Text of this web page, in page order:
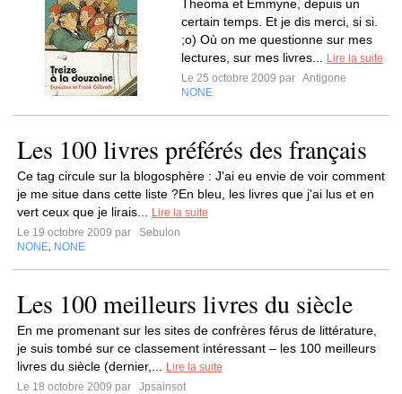
Theoma et Emmyne, depuis un
certain temps. Et je dis merci, si si.
;o) Où on me questionne sur mes
lectures, sur mes livres...
Lire la suite
Le 25 octobre 2009 par Antigone
NONE
Les 100 livres préférés des français
Ce tag circule sur la blogosphère : J'ai eu envie de voir comment
je me situe dans cette liste ?En bleu, les livres que j'ai lus et en
vert ceux que je lirais...
Lire la suite
Le 19 octobre 2009 par
Sebulon
NONE NONE
Les 100 meilleurs livres du siècle
En me promenant sur les sites de confrères férus de littérature,
je suis tombé sur ce classement intéressant – les 100 meilleurs
livres du siècle (dernier,...
Lire la suite
Le 18 octobre 2009 par
Jpsainsot